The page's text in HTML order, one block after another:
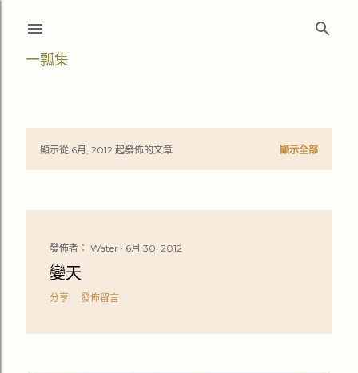
一瓢集
文
章
顯示從 6月, 2012 起發佈的文章 顯示全部
發佈者： Water 6月 30, 2012
變天
分享 發佈留言